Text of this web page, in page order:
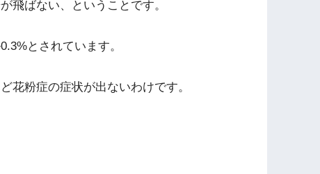
飛ばない、ということです。
とされています。
花粉症の症状が出ないわけです。